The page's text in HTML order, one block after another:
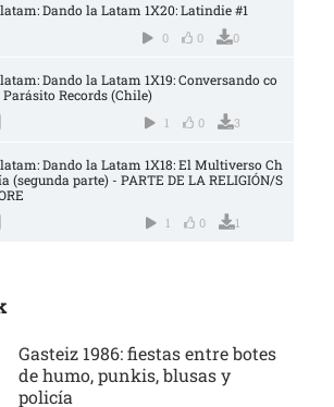
Dando la Latam 1X20: Latindie #1
0 0 0
Dando la Latam 1X19: Conversando co
Parásito Records (Chile)
1 0 3
Dando la Latam 1X18: El Multiverso Ch
(segunda parte) - PARTE DE LA RELIGIÓN/S
1 0 1
Gasteiz 1986: fiestas entre botes
de humo, punkis, blusas y
policía